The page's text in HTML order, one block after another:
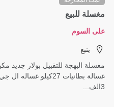
مغسلة للبيع
على السوم
ينبع
غسالة بطانيات 27كيلو
3الف...